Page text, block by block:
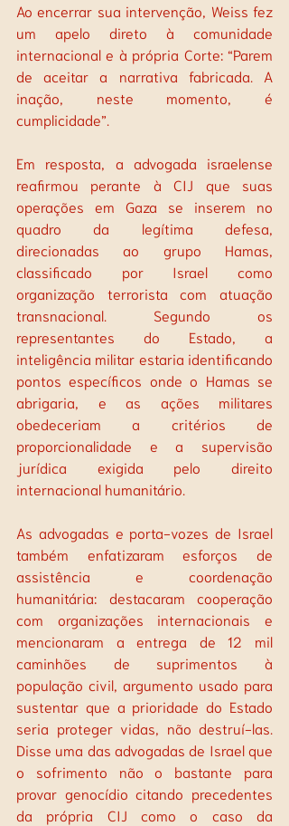
Ao encerrar sua intervenção, Weiss fez
um apelo direto à comunidade
internacional e à própria Corte: “Parem
de aceitar a narrativa fabricada. A
inação, neste momento, é
cumplicidade”.
Em resposta, a advogada israelense
reafirmou perante à CIJ que suas
operações em Gaza se inserem no
quadro da legítima defesa,
direcionadas ao grupo Hamas,
classificado por Israel como
organização terrorista com atuação
transnacional. Segundo os
representantes do Estado, a
inteligência militar estaria identificando
pontos específicos onde o Hamas se
abrigaria, e as ações militares
obedeceriam a critérios de
proporcionalidade e a supervisão
jurídica exigida pelo direito
internacional humanitário.
As advogadas e porta-vozes de Israel
também enfatizaram esforços de
assistência e coordenação
humanitária: destacaram cooperação
com organizações internacionais e
mencionaram a entrega de 12 mil
caminhões de suprimentos à
população civil, argumento usado para
sustentar que a prioridade do Estado
seria proteger vidas, não destruí-las.
Disse uma das advogadas de Israel que
o sofrimento não o bastante para
provar genocídio citando precedentes
da própria CIJ como o caso da